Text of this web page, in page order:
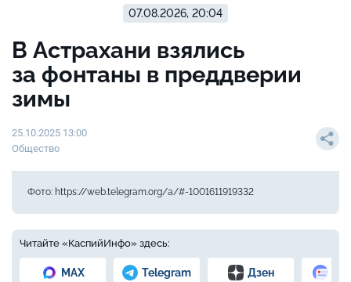
07.08.2026, 20:04
В Астрахани взялись
за фонтаны в преддверии
зимы
25.10.2025 13:00
Общество
Фото: https://web.telegram.org/a/#-1001611919332
Читайте «КаспийИнфо» здесь:
MAX Telegram Дзен